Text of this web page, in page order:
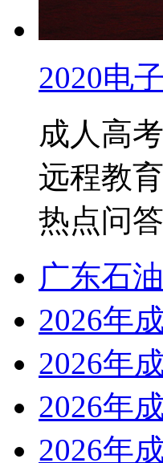
2020电
成人高考
远程教育
热点问答
广东石
2026年
2026年
2026年
2026年